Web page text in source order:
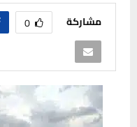
مشاركة 0